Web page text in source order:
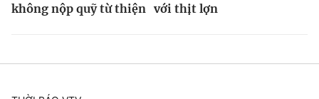
không nộp quỹ từ thiện với thịt lợn